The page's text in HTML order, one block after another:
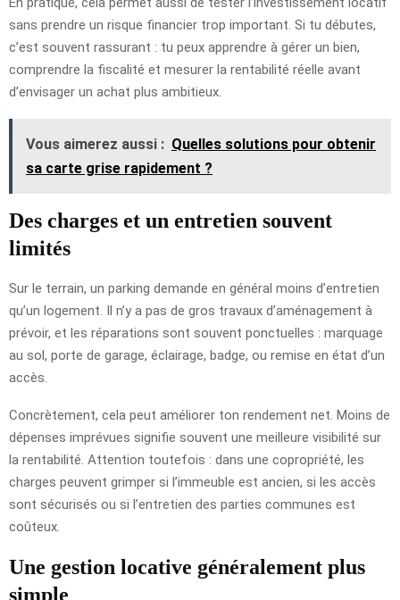
sans prendre un risque financier trop important. Si tu débutes,
c’est souvent rassurant : tu peux apprendre à gérer un bien,
comprendre la fiscalité et mesurer la rentabilité réelle avant
d’envisager un achat plus ambitieux.
Vous aimerez aussi : Quelles solutions pour obtenir
sa carte grise rapidement ?
Des charges et un entretien souvent
limités
Sur le terrain, un parking demande en général moins d’entretien
qu’un logement. Il n’y a pas de gros travaux d’aménagement à
prévoir, et les réparations sont souvent ponctuelles : marquage
au sol, porte de garage, éclairage, badge, ou remise en état d’un
accès.
Concrètement, cela peut améliorer ton rendement net. Moins de
dépenses imprévues signifie souvent une meilleure visibilité sur
la rentabilité. Attention toutefois : dans une copropriété, les
charges peuvent grimper si l’immeuble est ancien, si les accès
sont sécurisés ou si l’entretien des parties communes est
coûteux.
Une gestion locative généralement plus
simple